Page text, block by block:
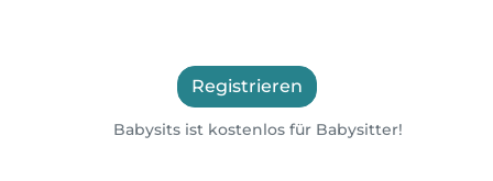
Registrieren
Babysits ist kostenlos für Babysitter!